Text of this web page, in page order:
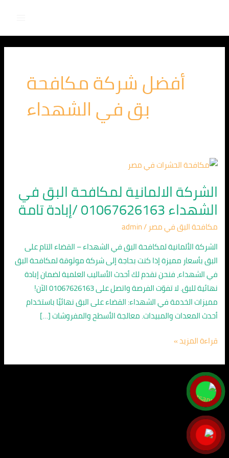
المحتوى
أفضل شركة مكافحة
بق في الشهداء
الشركة الالمانية لمكافحة البق في
الشهداء 01067626163 /إبادة تامة
مكافحة البق في مصر/
admin
الشركة الألمانية لمكافحة البق في الشهداء – القضاء التام على
البق بأسعار مميزة إذا كنت بحاجة إلى شركة موثوقة لمكافحة البق
في الشهداء، فنحن نقدم لك أحدث الأساليب العلمية لضمان إبادة
نهائية للبق. لا تفوّت الفرصة واتصل على 01067626163 الآن!
مميزات الخدمة في الشهداء: القضاء على البق نهائيًا باستخدام
أحدث المعدات والمبيدات. معالجة الأسطح والمفروشات […]
الشركة
لمكافحة
البق
في
الشهداء
01067626163
/
إبادة
تامة
قراءة المزيد »